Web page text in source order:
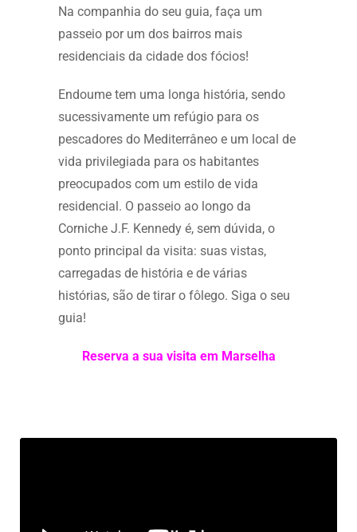
Na companhia do seu guia, faça um
passeio por um dos bairros mais
residenciais da cidade dos fócios!
Endoume tem uma longa história, sendo
sucessivamente um refúgio para os
pescadores do Mediterrâneo e um local de
vida privilegiada para os habitantes
preocupados com um estilo de vida
residencial. O passeio ao longo da
Corniche J.F. Kennedy é, sem dúvida, o
ponto principal da visita: suas vistas,
carregadas de história e de várias
histórias, são de tirar o fôlego. Siga o seu
guia!
Reserva a sua visita em Marselha